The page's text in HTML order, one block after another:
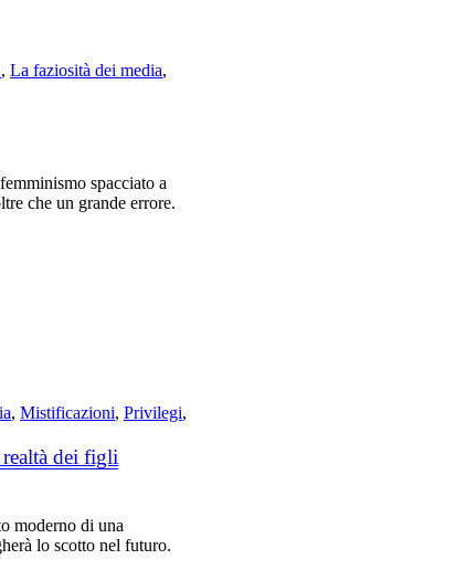
,La faziosità dei media,
spacciato a
che un grande errore.
,Mistificazioni,Privilegi,
dei figli
moderno di una
lo scotto nel futuro.